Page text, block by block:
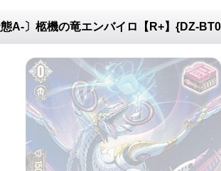
A-〕柩機の竜エンバイロ【R+】{DZ-